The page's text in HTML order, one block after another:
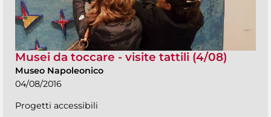
Musei da toccare - visite tattili (4/08)
Museo Napoleonico
04/08/2016
Progetti accessibili